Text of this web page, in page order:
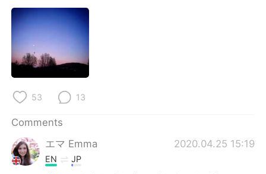
Türkçe
Português
53 13
Comments
エマ Emma
2020.04.25 15:19
EN JP